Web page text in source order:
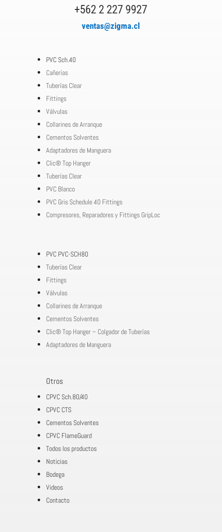
+562 2 227 9927
ventas@zigma.cl
PVC Sch.40
Cañerías
Tuberías Clear
Fittings
Válvulas
Collarines de Arranque
Cementos Solventes
Adaptadores de Manguera
Clic® Top Hanger
Tuberías Clear
PVC Blanco
PVC Gris Schedule 40 Fittings
Compresores, Reparadores y Fittings GripLoc
PVC PVC-SCH80
Tuberías Clear
Fittings
Válvulas
Collarines de Arranque
Cementos Solventes
Clic® Top Hanger – Colgador de Tuberías
Adaptadores de Manguera
Otros
CPVC Sch.80/40
CPVC CTS
Cementos Solventes
CPVC FlameGuard
Todos los productos
Noticias
Bodega
Videos
Contacto